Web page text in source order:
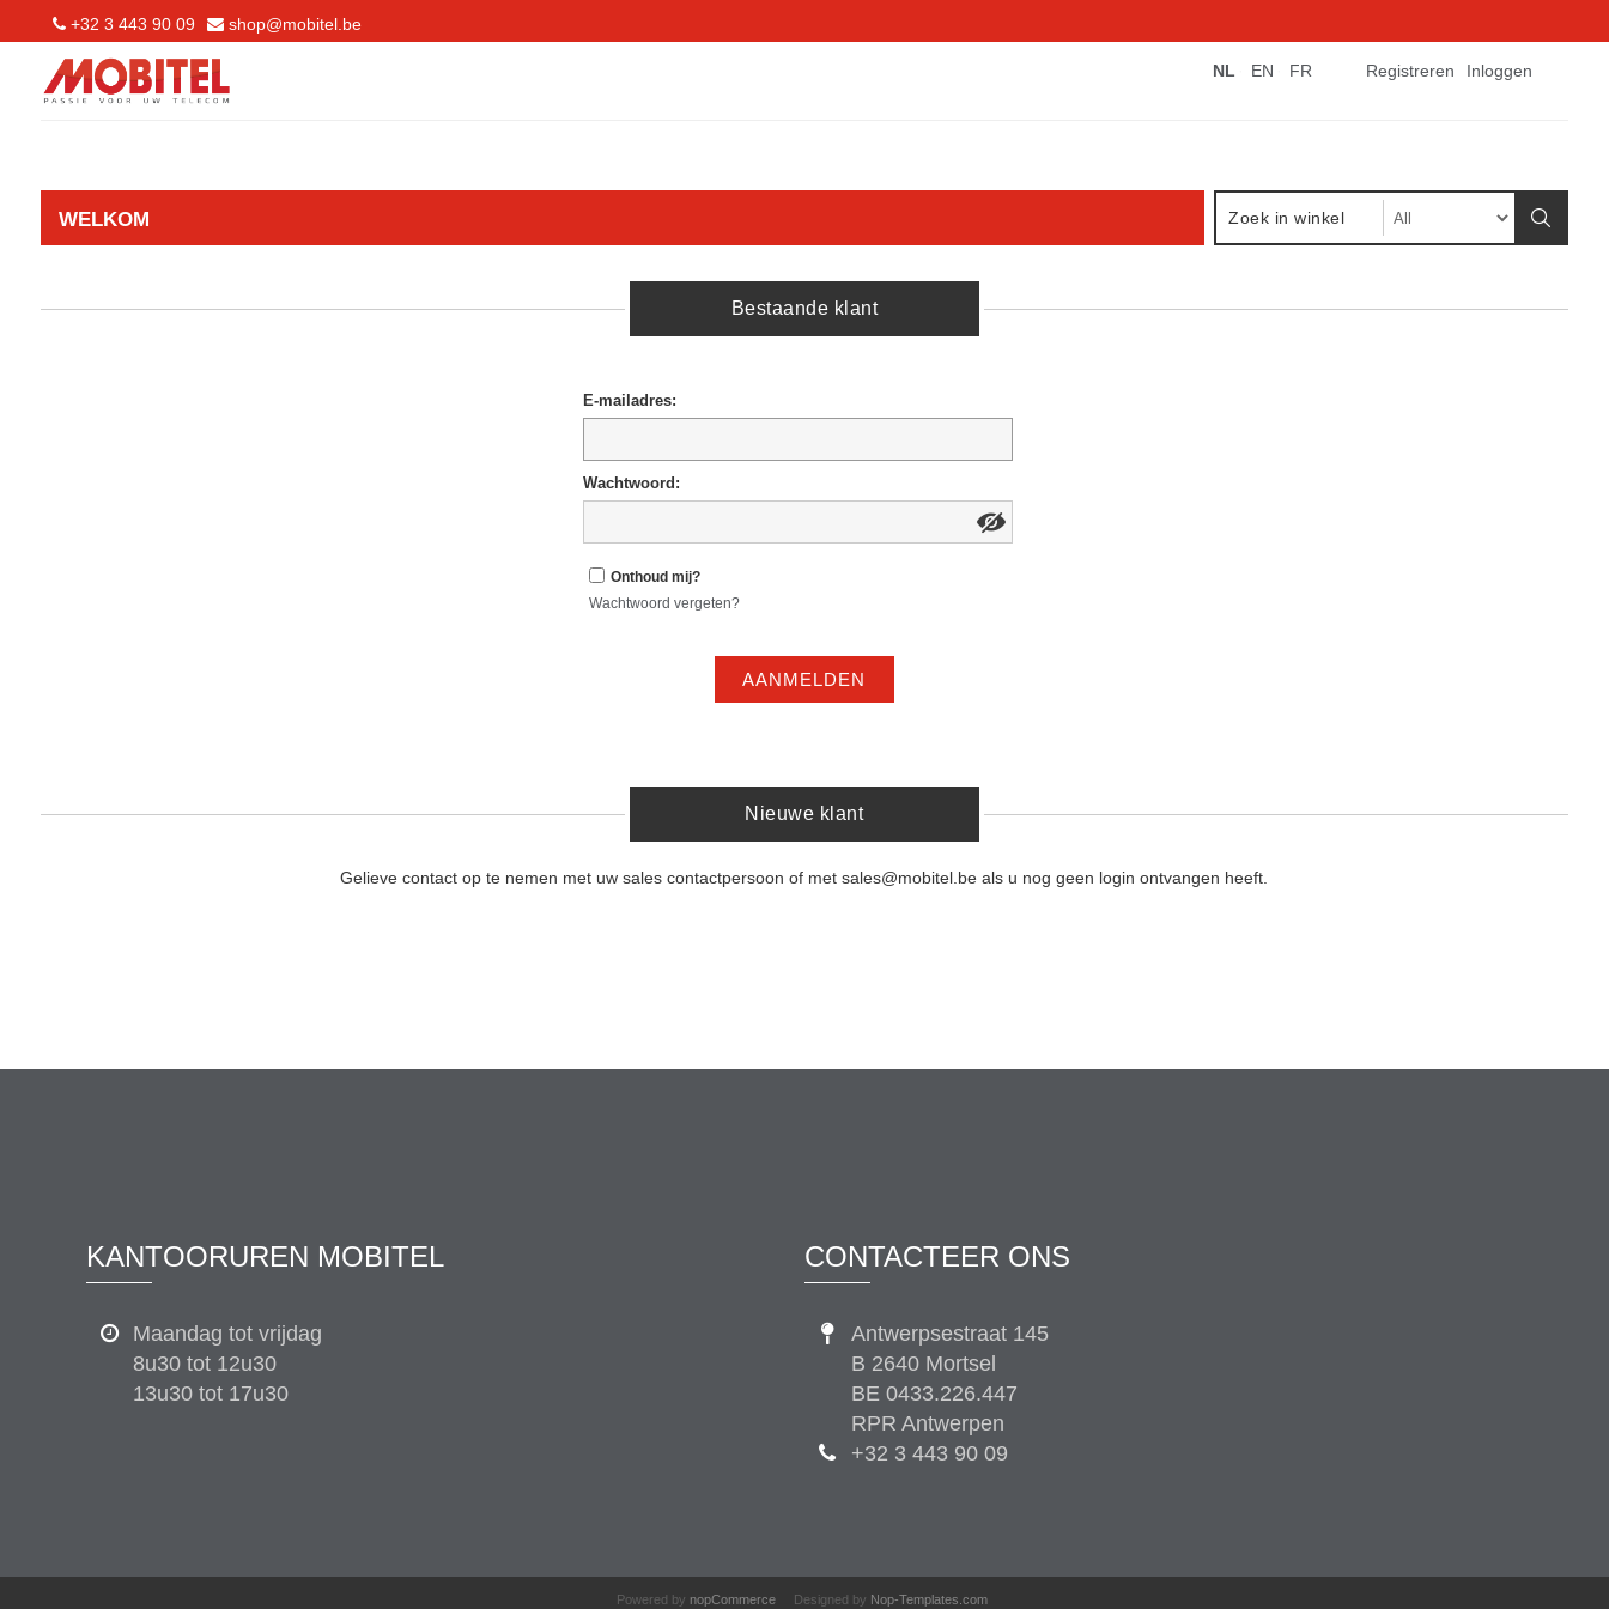
+32 3 443 90 09 shop@mobitel.be
Registreren Inloggen
NL EN FR
WELKOM
Bestaande klant
E-mailadres:
Wachtwoord:
Onthoud mij?
Wachtwoord vergeten?
AANMELDEN
Nieuwe klant
Gelieve contact op te nemen met uw sales contactpersoon of met sales@mobitel.be als u nog geen login ontvangen heeft.
KANTOORUREN MOBITEL
Maandag tot vrijdag
8u30 tot 12u30
13u30 tot 17u30
CONTACTEER ONS
Antwerpsestraat 145
B 2640 Mortsel
BE 0433.226.447
RPR Antwerpen
+32 3 443 90 09
Powered by nopCommerce Designed by Nop-Templates.com